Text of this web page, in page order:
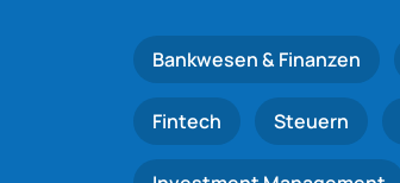
Bankwesen & Finanzen
Fintech Steuern